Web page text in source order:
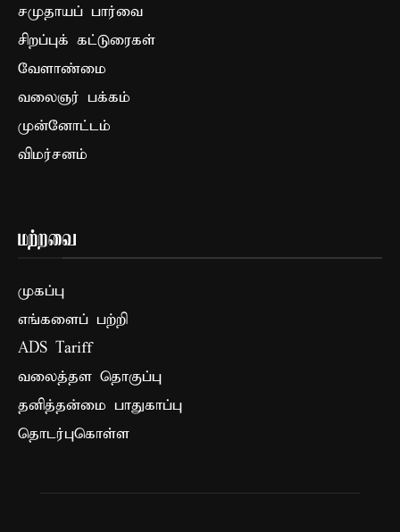
சமுதாயப் பார்வை
சிறப்புக் கட்டுரைகள்
வேளாண்மை
வலைஞர் பக்கம்
முன்னோட்டம்
விமர்சனம்
மற்றவை
முகப்பு
எங்களைப் பற்றி
ADS Tariff
வலைத்தள தொகுப்பு
தனித்தன்மை பாதுகாப்பு
தொடர்புகொள்ள